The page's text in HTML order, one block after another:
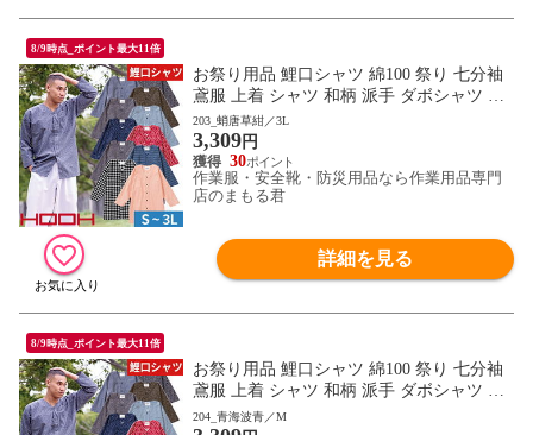
8/9時点_ポイント最大11倍
お祭り用品 鯉口シャツ 綿100 祭り 七分袖
鳶服 上着 シャツ 和柄 派手 ダボシャツ 村
上被服 鳳皇 HOOH お祭り 夏祭り 花火大会
衣装 大人 男 縁日 出店 おみこし 祭り 職人
神和風 柄 華やか かっこいい おしゃれ 570
0 作業服 通年 大きいサイズ
203_蛸唐草紺／3L
3,309円
30
作業服・安全靴・防災用品なら作業用品専門
店のまもる君
詳細を見る
8/9時点_ポイント最大11倍
お祭り用品 鯉口シャツ 綿100 祭り 七分袖
鳶服 上着 シャツ 和柄 派手 ダボシャツ 村
上被服 鳳皇 HOOH お祭り 夏祭り 花火大会
204_青海波青／M